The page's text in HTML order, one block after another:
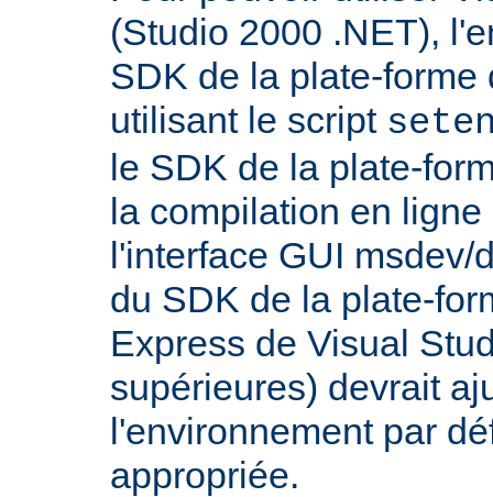
(Studio 2000 .NET),
SDK de la plate-forme
utilisant le script
le SDK de la plate-
la compilation en
l'interface GUI msdev/
du SDK de la plate-
Express de Visual
supérieures) devrait
l'environnement par
appropriée.